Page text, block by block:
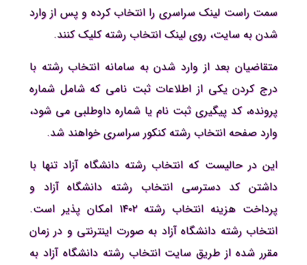
سمت راست لینک سراسری را انتخاب کرده و پس از وارد
شدن به سایت، روی لینک انتخاب رشته کلیک کنند.
متقاضیان بعد از وارد شدن به سامانه انتخاب رشته با
درج کردن یکی از اطلاعات ثبت نامی که شامل شماره
پرونده، کد پیگیری ثبت نام یا شماره داوطلبی می شود،
وارد صفحه انتخاب رشته کنکور سراسری خواهند شد.
این در حالیست که انتخاب رشته دانشگاه آزاد تنها با
داشتن کد دسترسی انتخاب رشته دانشگاه آزاد و
پرداخت هزینه انتخاب رشته ۱۴۰۲ امکان پذیر است.
انتخاب رشته دانشگاه آزاد به صورت اینترنتی و در زمان
مقرر شده از طریق سایت انتخاب رشته دانشگاه آزاد به